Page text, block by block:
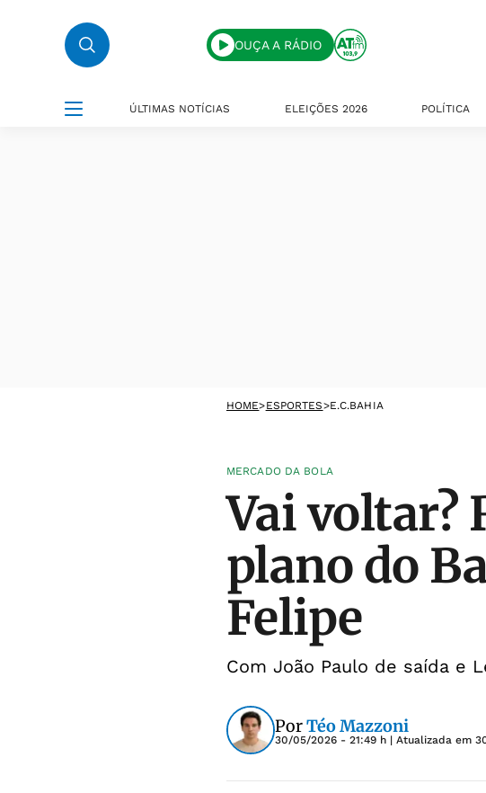
OUÇA A RÁDIO
ÚLTIMAS NOTÍCIAS ELEIÇÕES 2026 POLÍTICA
HOME>ESPORTES>E.C.BAHIA
MERCADO DA BOLA
Vai voltar?
plano do
Felipe
Com João Paulo de saída e
PorTéo Mazzoni
30/05/2026 - 21:49 h | Atualizada em